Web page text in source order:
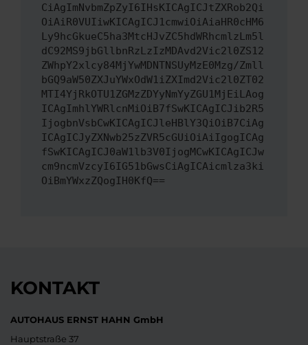
CiAgImNvbmZpZyI6IHsKICAgICJtZXRob2Qi
OiAiR0VUIiwKICAgICJ1cmwiOiAiaHR0cHM6
Ly9hcGkueC5ha3MtcHJvZC5hdWRhcmlzLm5l
dC92MS9jbGllbnRzLzIzMDAvd2Vic2l0ZS12
ZWhpY2xlcy84MjYwMDNTNSUyMzE0Mzg/Zmll
bGQ9aW50ZXJuYWxOdW1iZXImd2Vic2l0ZT02
MTI4YjRkOTU1ZGMzZDYyNmYyZGU1MjEiLAog
ICAgImhlYWRlcnMiOiB7fSwKICAgICJib2R5
IjogbnVsbCwKICAgICJleHBlY3QiOiB7CiAg
ICAgICJyZXNwb25zZVR5cGUiOiAiIgogICAg
fSwKICAgICJ0aW1lb3V0IjogMCwKICAgICJw
cm9ncmVzcyI6IG51bGwsCiAgICAicmlza3ki
OiBmYWxzZQogIH0KfQ==
KONTAKT
AUTOHAUS ERNST HAHN GmbH
Hauptstraße 37